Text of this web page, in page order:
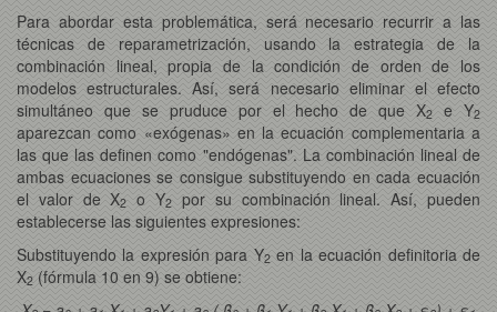
Para abordar esta problemática, será necesario recurrir a las
técnicas de reparametrización, usando la estrategia de la
combinación lineal, propia de la condición de orden de los
modelos estructurales. Así, será necesario eliminar el efecto
simultáneo que se pruduce por el hecho de que X2 e Y2
aparezcan como «exógenas» en la ecuación complementaria a
las que las definen como "endógenas". La combinación lineal de
ambas ecuaciones se consigue substituyendo en cada ecuación
el valor de X2 o Y2 por su combinación lineal. Así, pueden
establecerse las siguientes expresiones:
Substituyendo la expresión para Y2en la ecuación definitoria de
X2 (fórmula 10 en 9) se obtiene: